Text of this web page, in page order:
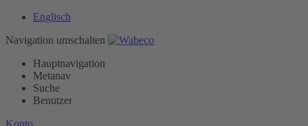
Englisch
Navigation umschalten
Hauptnavigation
Metanav
Suche
Benutzer
Konto